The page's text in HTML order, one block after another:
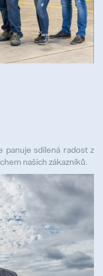
panuje sdílená radost z
našich zákazníků.